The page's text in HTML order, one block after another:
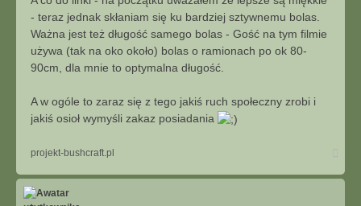
- teraz jednak skłaniam się ku bardziej sztywnemu bolas.
Ważna jest też długość samego bolas - Gość na tym filmie
używa (tak na oko około) bolas o ramionach po ok 80-
90cm, dla mnie to optymalna długość.
A w ogóle to zaraz się z tego jakiś ruch społeczny zrobi i
jakiś osioł wymyśli zakaz posiadania
projekt-bushcraft.pl
górę